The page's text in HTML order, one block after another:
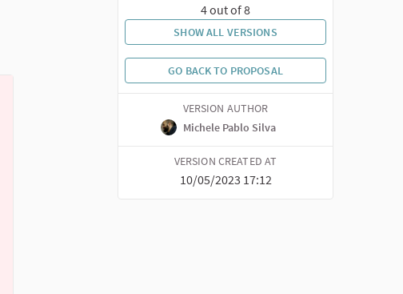
4 out of 8
SHOW ALL VERSIONS
GO BACK TO PROPOSAL
VERSION AUTHOR
Michele Pablo Silva
VERSION CREATED AT
10/05/2023 17:12